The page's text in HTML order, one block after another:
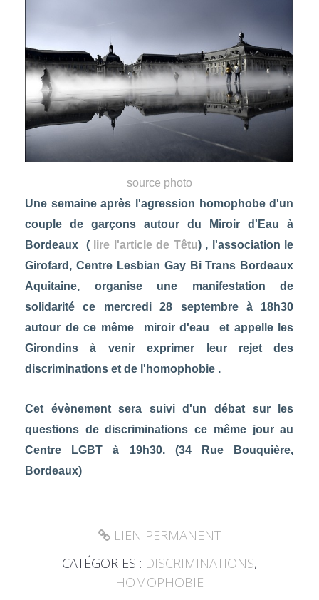
source photo
Une semaine après l'agression homophobe d'un
couple de garçons autour du Miroir d'Eau à
Bordeaux ( lire l'article de Têtu) , l'association le
Girofard, Centre Lesbian Gay Bi Trans Bordeaux
Aquitaine, organise une manifestation de
solidarité ce mercredi 28 septembre à 18h30
autour de ce même miroir d'eau et appelle les
Girondins à venir exprimer leur rejet des
discriminations et de l'homophobie .
Cet évènement sera suivi d'un débat sur les
questions de discriminations ce même jour au
Centre LGBT à 19h30. (34 Rue Bouquière,
Bordeaux)
LIEN PERMANENT
CATÉGORIES : DISCRIMINATIONS,
HOMOPHOBIE